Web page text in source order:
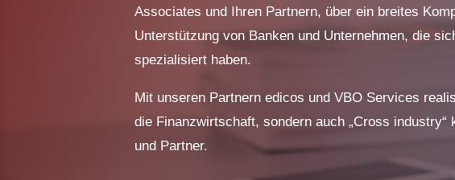
Associates und Ihren Partnern, über ein breites
Unterstützung von Banken und Unternehmen, die
spezialisiert haben.
Mit unseren Partnern edicos und VBO Services
die Finanzwirtschaft, sondern auch „Cross
und Partner.